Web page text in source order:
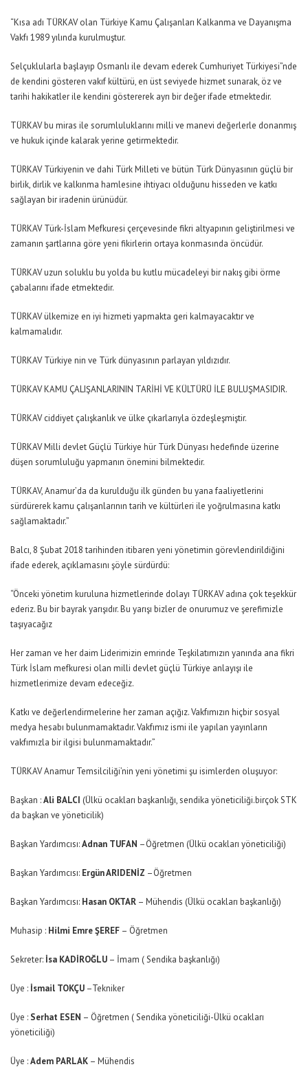
“Kısa adı TÜRKAV olan Türkiye Kamu Çalışanları Kalkanma ve Dayanışma
Vakfı 1989 yılında kurulmuştur.
Selçuklularla başlayıp Osmanlı ile devam ederek Cumhuriyet Türkiyesi”nde
de kendini gösteren vakıf kültürü, en üst seviyede hizmet sunarak, öz ve
tarihi hakikatler ile kendini göstererek ayrı bir değer ifade etmektedir.
TÜRKAV bu miras ile sorumluluklarını milli ve manevi değerlerle donanmış
ve hukuk içinde kalarak yerine getirmektedir.
TÜRKAV Türkiyenin ve dahi Türk Milleti ve bütün Türk Dünyasının güçlü bir
birlik, dirlik ve kalkınma hamlesine ihtiyacı olduğunu hisseden ve katkı
sağlayan bir iradenin ürünüdür.
TÜRKAV Türk-İslam Mefkuresi çerçevesinde fikri altyapının geliştirilmesi ve
zamanın şartlarına göre yeni fikirlerin ortaya konmasında öncüdür.
TÜRKAV uzun soluklu bu yolda bu kutlu mücadeleyi bir nakış gibi örme
çabalarını ifade etmektedir.
TÜRKAV ülkemize en iyi hizmeti yapmakta geri kalmayacaktır ve
kalmamalıdır.
TÜRKAV Türkiye nin ve Türk dünyasının parlayan yıldızıdır.
TÜRKAV KAMU ÇALIŞANLARININ TARİHİ VE KÜLTÜRÜ İLE BULUŞMASIDIR.
TÜRKAV ciddiyet çalışkanlık ve ülke çıkarlarıyla özdeşleşmiştir.
TÜRKAV Milli devlet Güçlü Türkiye hür Türk Dünyası hedefinde üzerine
düşen sorumluluğu yapmanın önemini bilmektedir.
TÜRKAV, Anamur’da da kurulduğu ilk günden bu yana faaliyetlerini
sürdürerek kamu çalışanlarının tarih ve kültürleri ile yoğrulmasına katkı
sağlamaktadır.”
Balcı, 8 Şubat 2018 tarihinden itibaren yeni yönetimin görevlendirildiğini
ifade ederek, açıklamasını şöyle sürdürdü:
“Önceki yönetim kuruluna hizmetlerinde dolayı TÜRKAV adına çok teşekkür
ederiz. Bu bir bayrak yarışıdır. Bu yarışı bizler de onurumuz ve şerefimizle
taşıyacağız
Her zaman ve her daim Liderimizin emrinde Teşkilatımızın yanında ana fikri
Türk İslam mefkuresi olan milli devlet güçlü Türkiye anlayışı ile
hizmetlerimize devam edeceğiz.
Katkı ve değerlendirmelerine her zaman açığız. Vakfımızın hiçbir sosyal
medya hesabı bulunmamaktadır. Vakfımız ismi ile yapılan yayınların
vakfımızla bir ilgisi bulunmamaktadır.”
TÜRKAV Anamur Temsilciliği’nin yeni yönetimi şu isimlerden oluşuyor:
Başkan :Ali BALCI (Ülkü ocakları başkanlığı, sendika yöneticiliği.birçok STK
da başkan ve yöneticilik)
Başkan Yardımcısı:Adnan TUFAN –Öğretmen (Ülkü ocakları yöneticiliği)
Başkan Yardımcısı: Ergün ARIDENİZ –Öğretmen
Başkan Yardımcısı: Hasan OKTAR – Mühendis (Ülkü ocakları başkanlığı)
Muhasip : Hilmi Emre ŞEREF – Öğretmen
Sekreter:İsa KADİROĞLU – İmam ( Sendika başkanlığı)
Üye :İsmail TOKÇU –Tekniker
Üye : Serhat ESEN – Öğretmen ( Sendika yöneticiliği-Ülkü ocakları
yöneticiliği)
Üye :Adem PARLAK – Mühendis